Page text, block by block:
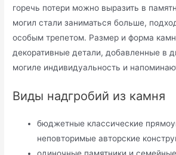
горечь потери можно выразить в
могил стали заниматься больше,
особым трепетом. Размер и форма
декоративные детали, добавленные в
могиле индивидуальность и
Виды надгробий из камня
бюджетные классические
неповторимые авторские